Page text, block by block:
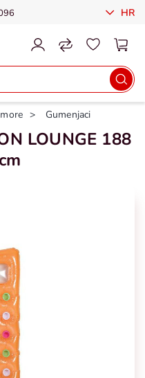
HR
Gumenjaci
LOUNGE 188